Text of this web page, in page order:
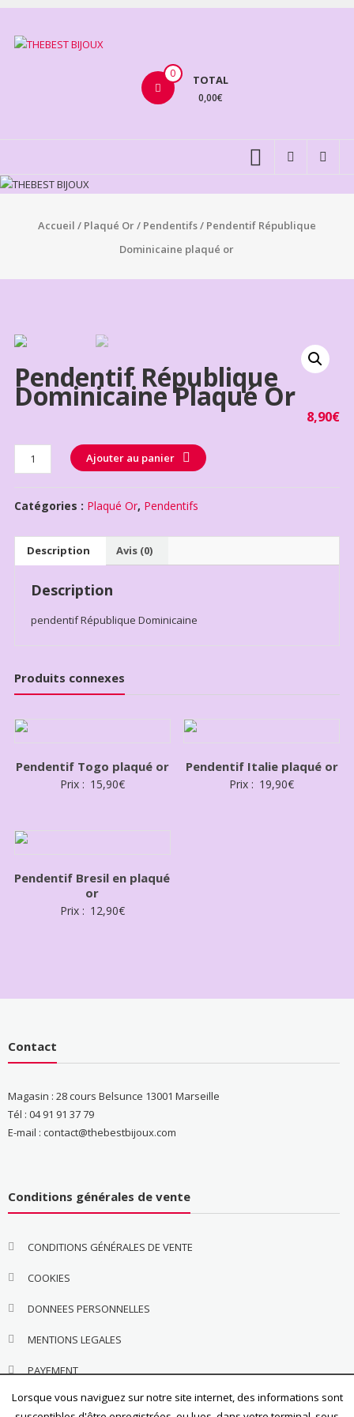
Aller
contenu
BIJOUX
0 TOTAL
0,00€
Accueil / Plaqué Or/ Pendentifs/ Pendentif République
Dominicaine plaqué or
Pendentif République
Dominicaine Plaqué Or
8,90€
Quantité Ajouter au panier
Catégories : Plaqué Or, Pendentifs
Description Avis (0)
Description
pendentif République Dominicaine
Produits connexes
Pendentif Togo plaqué or
Prix : 15,90€
Pendentif Italie plaqué or
Prix : 19,90€
Pendentif Bresil en plaqué
or
Prix : 12,90€
Contact
Magasin : 28 cours Belsunce 13001 Marseille
Tél : 04 91 91 37 79
E-mail : contact@thebestbijoux.com
Conditions générales de vente
CONDITIONS GÉNÉRALES DE VENTE
COOKIES
DONNEES PERSONNELLES
MENTIONS LEGALES
PAYEMENT
Lorsque vous naviguez sur notre site internet, des informations sont